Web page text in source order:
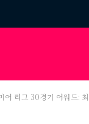
어 리그 30경기 어워드: